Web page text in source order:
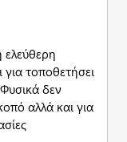
ελεύθερη
τοποθετήσει
δεν
αλλά και για